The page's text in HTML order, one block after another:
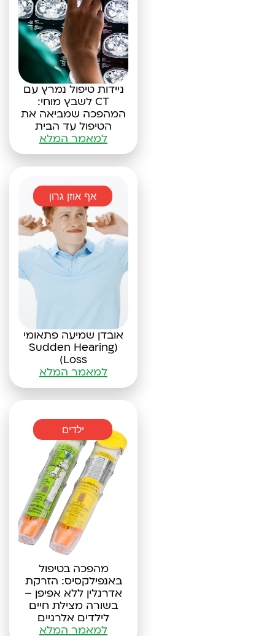
ניידות טיפול נמרץ עם
CT לשבץ מוחי:
המהפכה שמביאה את
הטיפול עד הבית
למאמר המלא
אף אוזן גרון
אובדן שמיעה פתאומי
(Sudden Hearing
Loss)
למאמר המלא
ילדים
מהפכה בטיפול
באנפילקסיס: הזרקת
אדרנלין ללא אפיפן –
בשורה מצילת חיים
לילדים אלרגיים
למאמר המלא